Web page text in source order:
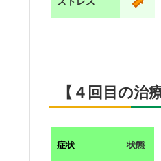
【４回目の治療
症状 状態